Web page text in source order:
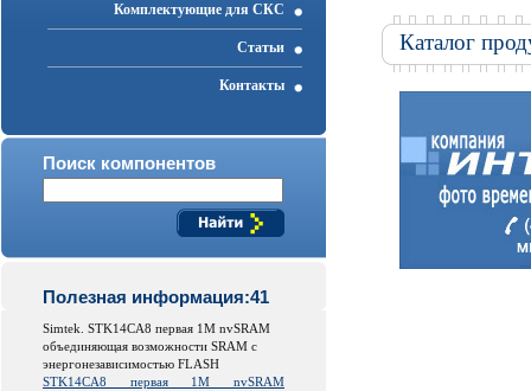
Комплектующие для СКС
Статьи
Контакты
Поиск компонентов
Полезная информация:41
Simtek. STK14CA8 первая 1M nvSRAM
объединяющая возможности SRAM с
энергонезависимостью FLASH
STK14CA8 первая 1M nvSRAM
Каталог